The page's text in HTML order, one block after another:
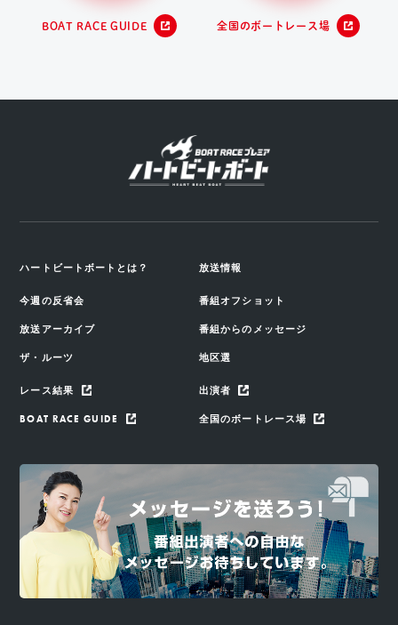
BOAT RACE GUIDE 全国のボートレース場
ハートビートボートとは？ 放送情報
今週の反省会 番組オフショット
放送アーカイブ 番組からのメッセージ
ザ・ルーツ 地区選
レース結果 出演者
BOAT RACE GUIDE 全国のボートレース場